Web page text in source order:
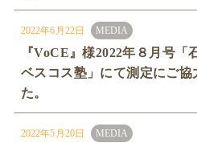
2022年6月22日 MEDIA
『VoCE』様2022年８月号
ベスコス塾」にて測定にご協
た。
2022年5月20日 MEDIA